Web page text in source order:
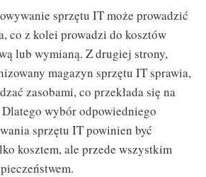
sprzętu IT może prowadzić
co z kolei prowadzi do kosztów
lub wymianą. Z drugiej strony,
magazyn sprzętu IT sprawia,
zasobami, co przekłada się na
Dlatego wybór odpowiedniego
sprzętu IT powinien być
kosztem, ale przede wszystkim